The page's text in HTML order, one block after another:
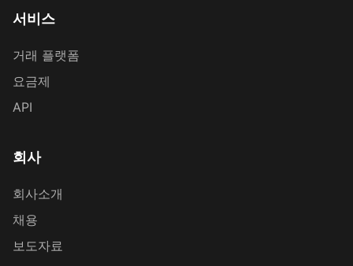
서비스
거래 플랫폼
요금제
API
회사
회사소개
채용
보도자료